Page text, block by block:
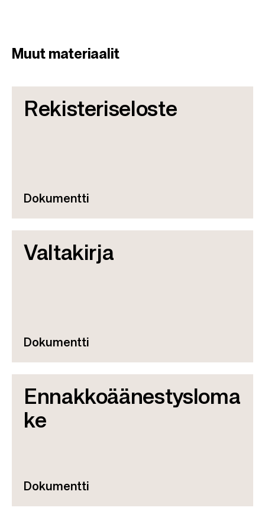
Muut materiaalit
Rekisteriseloste
Dokumentti
Valtakirja
Dokumentti
Ennakkoäänestysloma
ke
Dokumentti